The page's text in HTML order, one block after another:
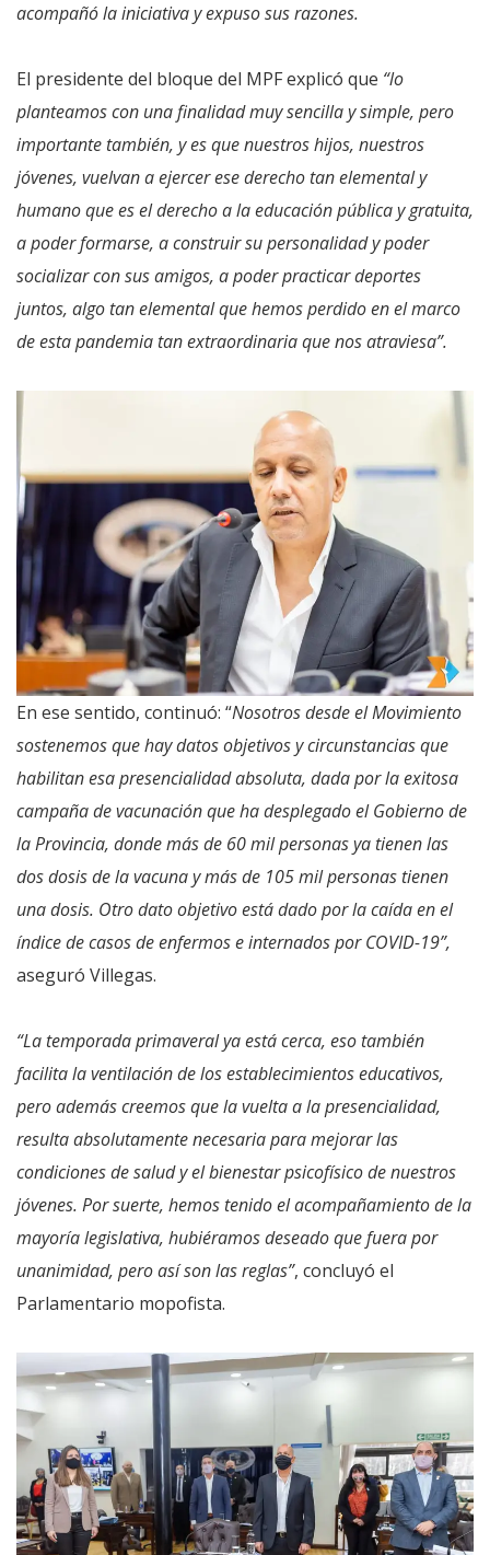
acompañó la iniciativa y expuso sus razones.
El presidente del bloque del MPF explicó que “lo
planteamos con una finalidad muy sencilla y simple, pero
importante también, y es que nuestros hijos, nuestros
jóvenes, vuelvan a ejercer ese derecho tan elemental y
humano que es el derecho a la educación pública y gratuita,
a poder formarse, a construir su personalidad y poder
socializar con sus amigos, a poder practicar deportes
juntos, algo tan elemental que hemos perdido en el marco
de esta pandemia tan extraordinaria que nos atraviesa”.
En ese sentido, continuó: “Nosotros desde el Movimiento
sostenemos que hay datos objetivos y circunstancias que
habilitan esa presencialidad absoluta, dada por la exitosa
campaña de vacunación que ha desplegado el Gobierno de
la Provincia, donde más de 60 mil personas ya tienen las
dos dosis de la vacuna y más de 105 mil personas tienen
una dosis. Otro dato objetivo está dado por la caída en el
índice de casos de enfermos e internados por COVID-19”,
aseguró Villegas.
“La temporada primaveral ya está cerca, eso también
facilita la ventilación de los establecimientos educativos,
pero además creemos que la vuelta a la presencialidad,
resulta absolutamente necesaria para mejorar las
condiciones de salud y el bienestar psicofísico de nuestros
jóvenes. Por suerte, hemos tenido el acompañamiento de la
mayoría legislativa, hubiéramos deseado que fuera por
unanimidad, pero así son las reglas”, concluyó el
Parlamentario mopofista.